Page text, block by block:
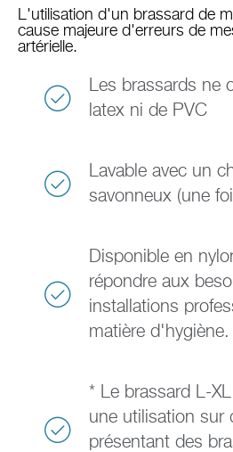
L'utilisation d'un brassard de
cause majeure d'erreurs de
artérielle.
Les brassards ne
latex ni de PVC
Lavable avec un
savonneux (une
Disponible en
répondre aux
installations
matière d'hygiène.
* Le brassard L-
une utilisation sur
présentant des